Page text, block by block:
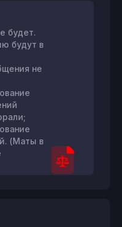
будет.
будут в
не
(Маты в